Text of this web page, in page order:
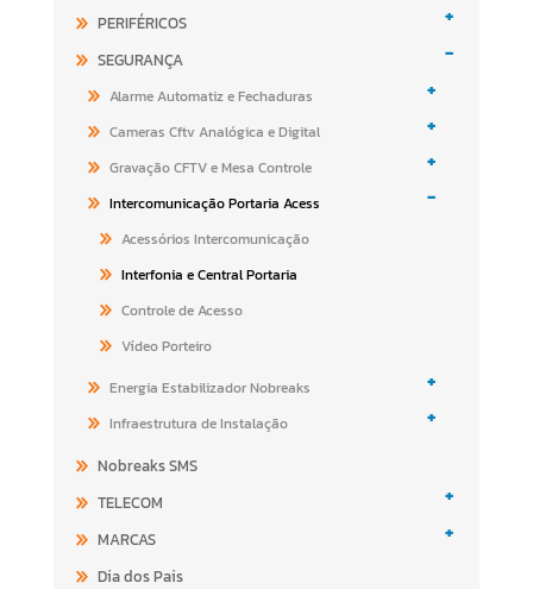
PERIFÉRICOS +
SEGURANÇA -
Alarme Automatiz e Fechaduras +
Cameras Cftv Analógica e Digital +
Gravação CFTV e Mesa Controle +
Intercomunicação Portaria Acess -
Acessórios Intercomunicação
Interfonia e Central Portaria
Controle de Acesso
Vídeo Porteiro
Energia Estabilizador Nobreaks
+
Infraestrutura de Instalação +
Nobreaks SMS
TELECOM
+
MARCAS +
Dia dos Pais